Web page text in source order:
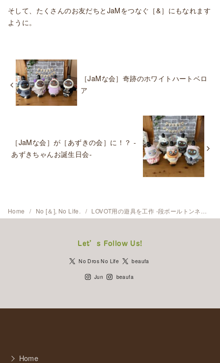
そして、たくさんのお友だちとJaMをつなぐ［&］にもなれます
ように。
［JaMな会］奇跡のホワイトハートベロ
ア
［JaMな会］が［あずきの会］に！？ -
あずきちゃんお誕生日会-
Home No [＆], No Life. LOVOT用の遊具を工作 -段ボールトンネル完成！-
Let’s Follow Us!
No Dros No Life beaufa
Jun beaufa
Home